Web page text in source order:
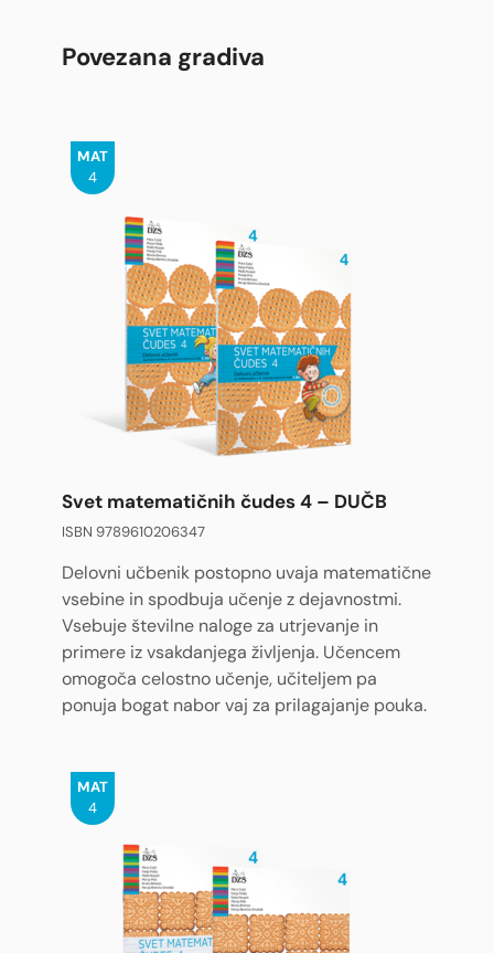
Povezana gradiva
MAT
4
Svet matematičnih čudes 4 – DUČB
ISBN 9789610206347
Delovni učbenik postopno uvaja matematične
vsebine in spodbuja učenje z dejavnostmi.
Vsebuje številne naloge za utrjevanje in
primere iz vsakdanjega življenja. Učencem
omogoča celostno učenje, učiteljem pa
ponuja bogat nabor vaj za prilagajanje pouka.
MAT
4